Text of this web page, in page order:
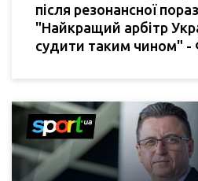
після резонансної
"Найкращий арбітр
судити таким чином" -